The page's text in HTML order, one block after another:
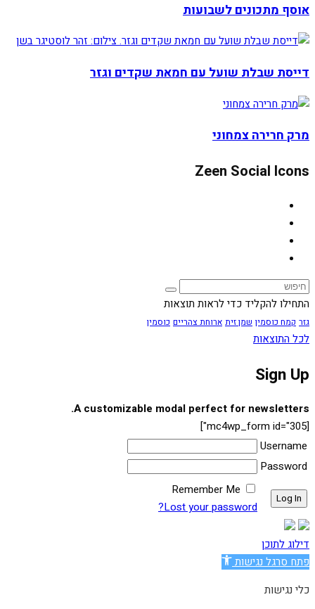
אוסף מתכונים לשבועות
דייסת שבלת שועל עם חמאת שקדים וגזר
מרק חרירה צמחוני
Zeen Social Icons
התחילו להקליד כדי לראות תוצאות
גזר קמח כוסמין שמן זית ארוחת צהריים כוסמין
לכל התוצאות
Sign Up
A customizable modal perfect for newsletters.
[mc4wp_form id="305"]
Username
Password
Remember Me
Lost your password?
דילוג לתוכן
פתח סרגל נגישות
כלי נגישות